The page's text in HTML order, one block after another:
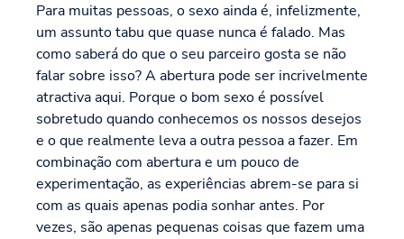
Para muitas pessoas, o sexo ainda é, infelizmente,
um assunto tabu que quase nunca é falado. Mas
como saberá do que o seu parceiro gosta se não
falar sobre isso? A abertura pode ser incrivelmente
atractiva aqui. Porque o bom sexo é possível
sobretudo quando conhecemos os nossos desejos
e o que realmente leva a outra pessoa a fazer. Em
combinação com abertura e um pouco de
experimentação, as experiências abrem-se para si
com as quais apenas podia sonhar antes. Por
vezes, são apenas pequenas coisas que fazem uma